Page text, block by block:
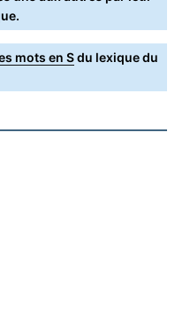
mots en Sdu lexique du